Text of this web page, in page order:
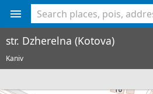
str. Dzherelna (Kotova)
Kaniv
<% console.log(hcard) %>